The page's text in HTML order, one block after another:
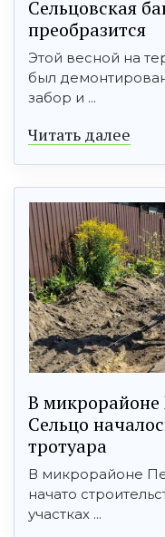
Сельцовская
преобразится
Этой весной на
был
забор и ...
Читать далее
В
Сельцо
тротуара
В микрорайоне
начато
участках ...